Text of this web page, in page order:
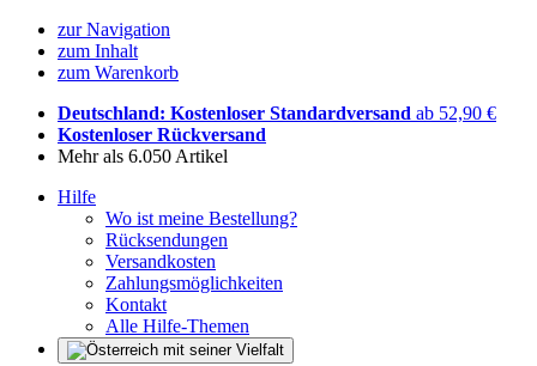
zur Navigation
zum Inhalt
zum Warenkorb
Deutschland: Kostenloser Standardversand ab 52,90 €
Kostenloser Rückversand
Mehr als 6.050 Artikel
Hilfe
Wo ist meine Bestellung?
Rücksendungen
Versandkosten
Zahlungsmöglichkeiten
Kontakt
Alle Hilfe-Themen